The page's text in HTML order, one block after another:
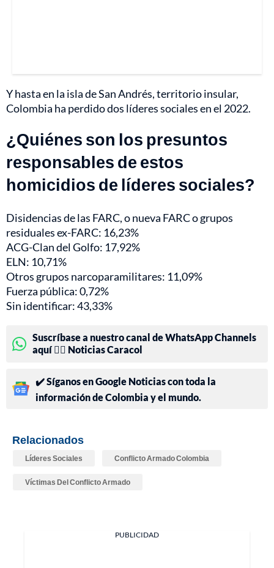
Y hasta en la isla de San Andrés, territorio insular,
Colombia ha perdido dos líderes sociales en el 2022.
¿Quiénes son los presuntos
responsables de estos
homicidios de líderes sociales?
Disidencias de las FARC, o nueva FARC o grupos
residuales ex-FARC: 16,23%
ACG-Clan del Golfo: 17,92%
ELN: 10,71%
Otros grupos narcoparamilitares: 11,09%
Fuerza pública: 0,72%
Sin identificar: 43,33%
Suscríbase a nuestro canal de WhatsApp Channels
aquí 👉🏻 Noticias Caracol
✔️ Síganos en Google Noticias con toda la
información de Colombia y el mundo.
Relacionados
Líderes Sociales Conflicto Armado Colombia
Víctimas Del Conflicto Armado
PUBLICIDAD